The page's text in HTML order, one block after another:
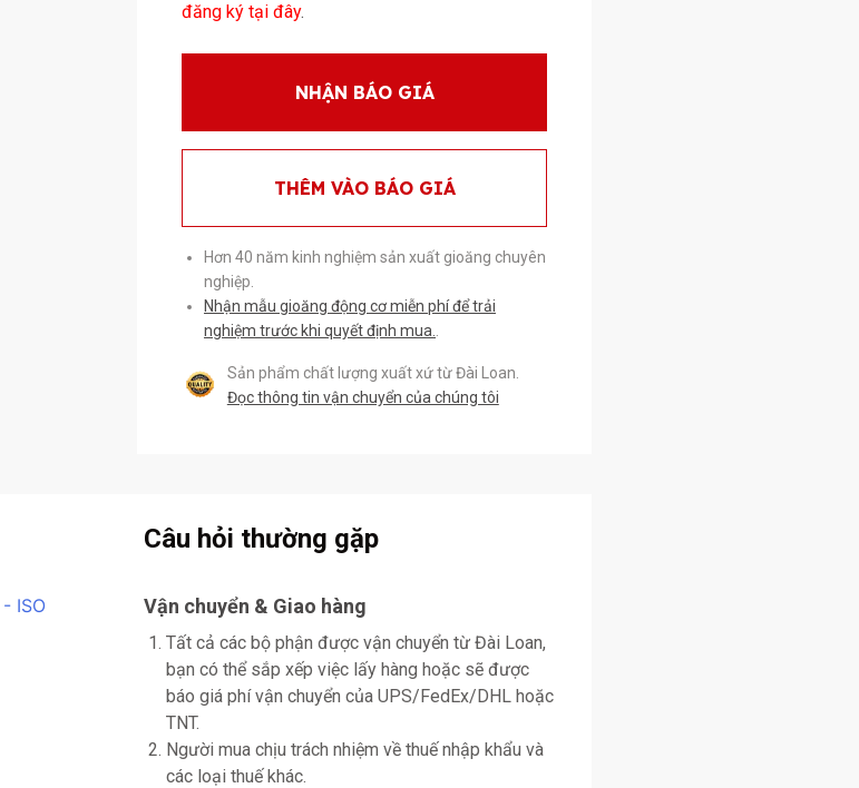
đăng ký tại đây.
NHẬN BÁO GIÁ
THÊM VÀO BÁO GIÁ
Hơn 40 năm kinh nghiệm sản xuất gioăng chuyên
nghiệp.
Nhận mẫu gioăng động cơ miễn phí để trải
nghiệm trước khi quyết định mua.
Sản phẩm chất lượng xuất xứ từ Đài Loan.
Đọc thông tin vận chuyển của chúng tôi
Câu hỏi thường gặp
Vận chuyển & Giao hàng
Tất cả các bộ phận được vận chuyển từ Đài Loan,
bạn có thể sắp xếp việc lấy hàng hoặc sẽ được
báo giá phí vận chuyển của UPS/FedEx/DHL hoặc
TNT.
Người mua chịu trách nhiệm về thuế nhập khẩu và
các loại thuế khác.